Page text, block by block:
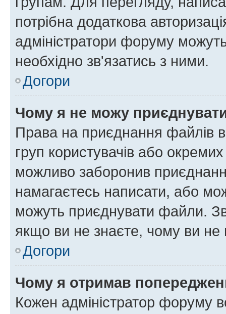
потрібна додаткова
адміністратори форуму
необхідно зв'язатись з ними.
Догори
Чому я не можу
Права на приєднання файлів
груп користувачів або
можливо заборонив
намагаєтесь написати, або
можуть приєднувати файли.
якщо ви не знаєте, чому ви
Догори
Чому я отримав
Кожен адміністратор форуму